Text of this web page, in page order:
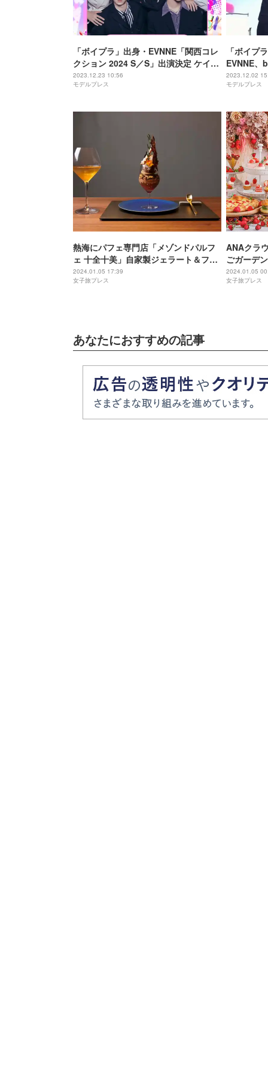
「ボイプラ」出身・EVNNE「関西コレ
クション 2024 S／S」出演決定 ケイタ
は初の大阪凱旋ライブに
2023.12.23 10:56
モデルプレス
「ボイプ
EVNNE
バー 圧巻
Japanレ
2023.12.02
モデルプレス
熱海にパフェ専門店「メゾンドパルフ
ェ 十全十美」自家製ジェラート＆フル
ーツ使用のパフェメニュー
2024.01.05 17:39
女子旅プレス
ANAクラ
ごガーデ
主役のテ
2024.01.05
女子旅プレス
あなたにおすすめの記事